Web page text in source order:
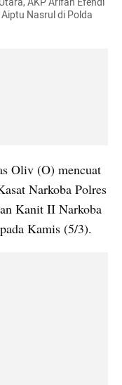
Nasrul di Polda
Oliv (O) mencuat
Narkoba Polres
Kanit II Narkoba
Kamis (5/3).